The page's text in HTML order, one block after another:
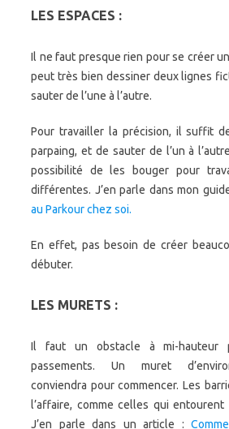
LES ESPACES :
Il ne faut presque rien pour se créer
peut très bien dessiner deux lignes
sauter de l’une à l’autre.
Pour travailler la précision, il suffit
parpaing, et de sauter de l’un à
possibilité de les bouger pour
différentes. J’en parle dans mon
au Parkour chez soi.
En effet, pas besoin de créer
débuter.
LES MURETS :
Il faut un obstacle à mi-hauteur
passements. Un muret
conviendra pour commencer. Les
l’affaire, comme celles qui
J’en parle dans un article :